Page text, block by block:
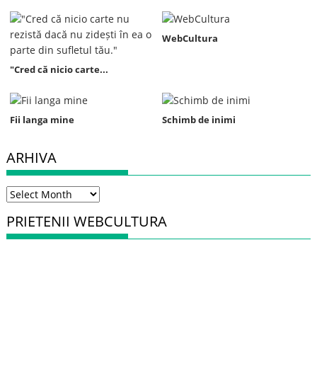
"Cred că nicio carte...
WebCultura
Fii langa mine Schimb de inimi
ARHIVA
Arhiva
PRIETENII WEBCULTURA